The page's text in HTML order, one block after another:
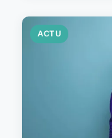
ACTU